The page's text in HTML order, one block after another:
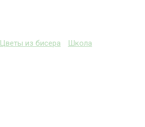
Цветы из бисера
Школа